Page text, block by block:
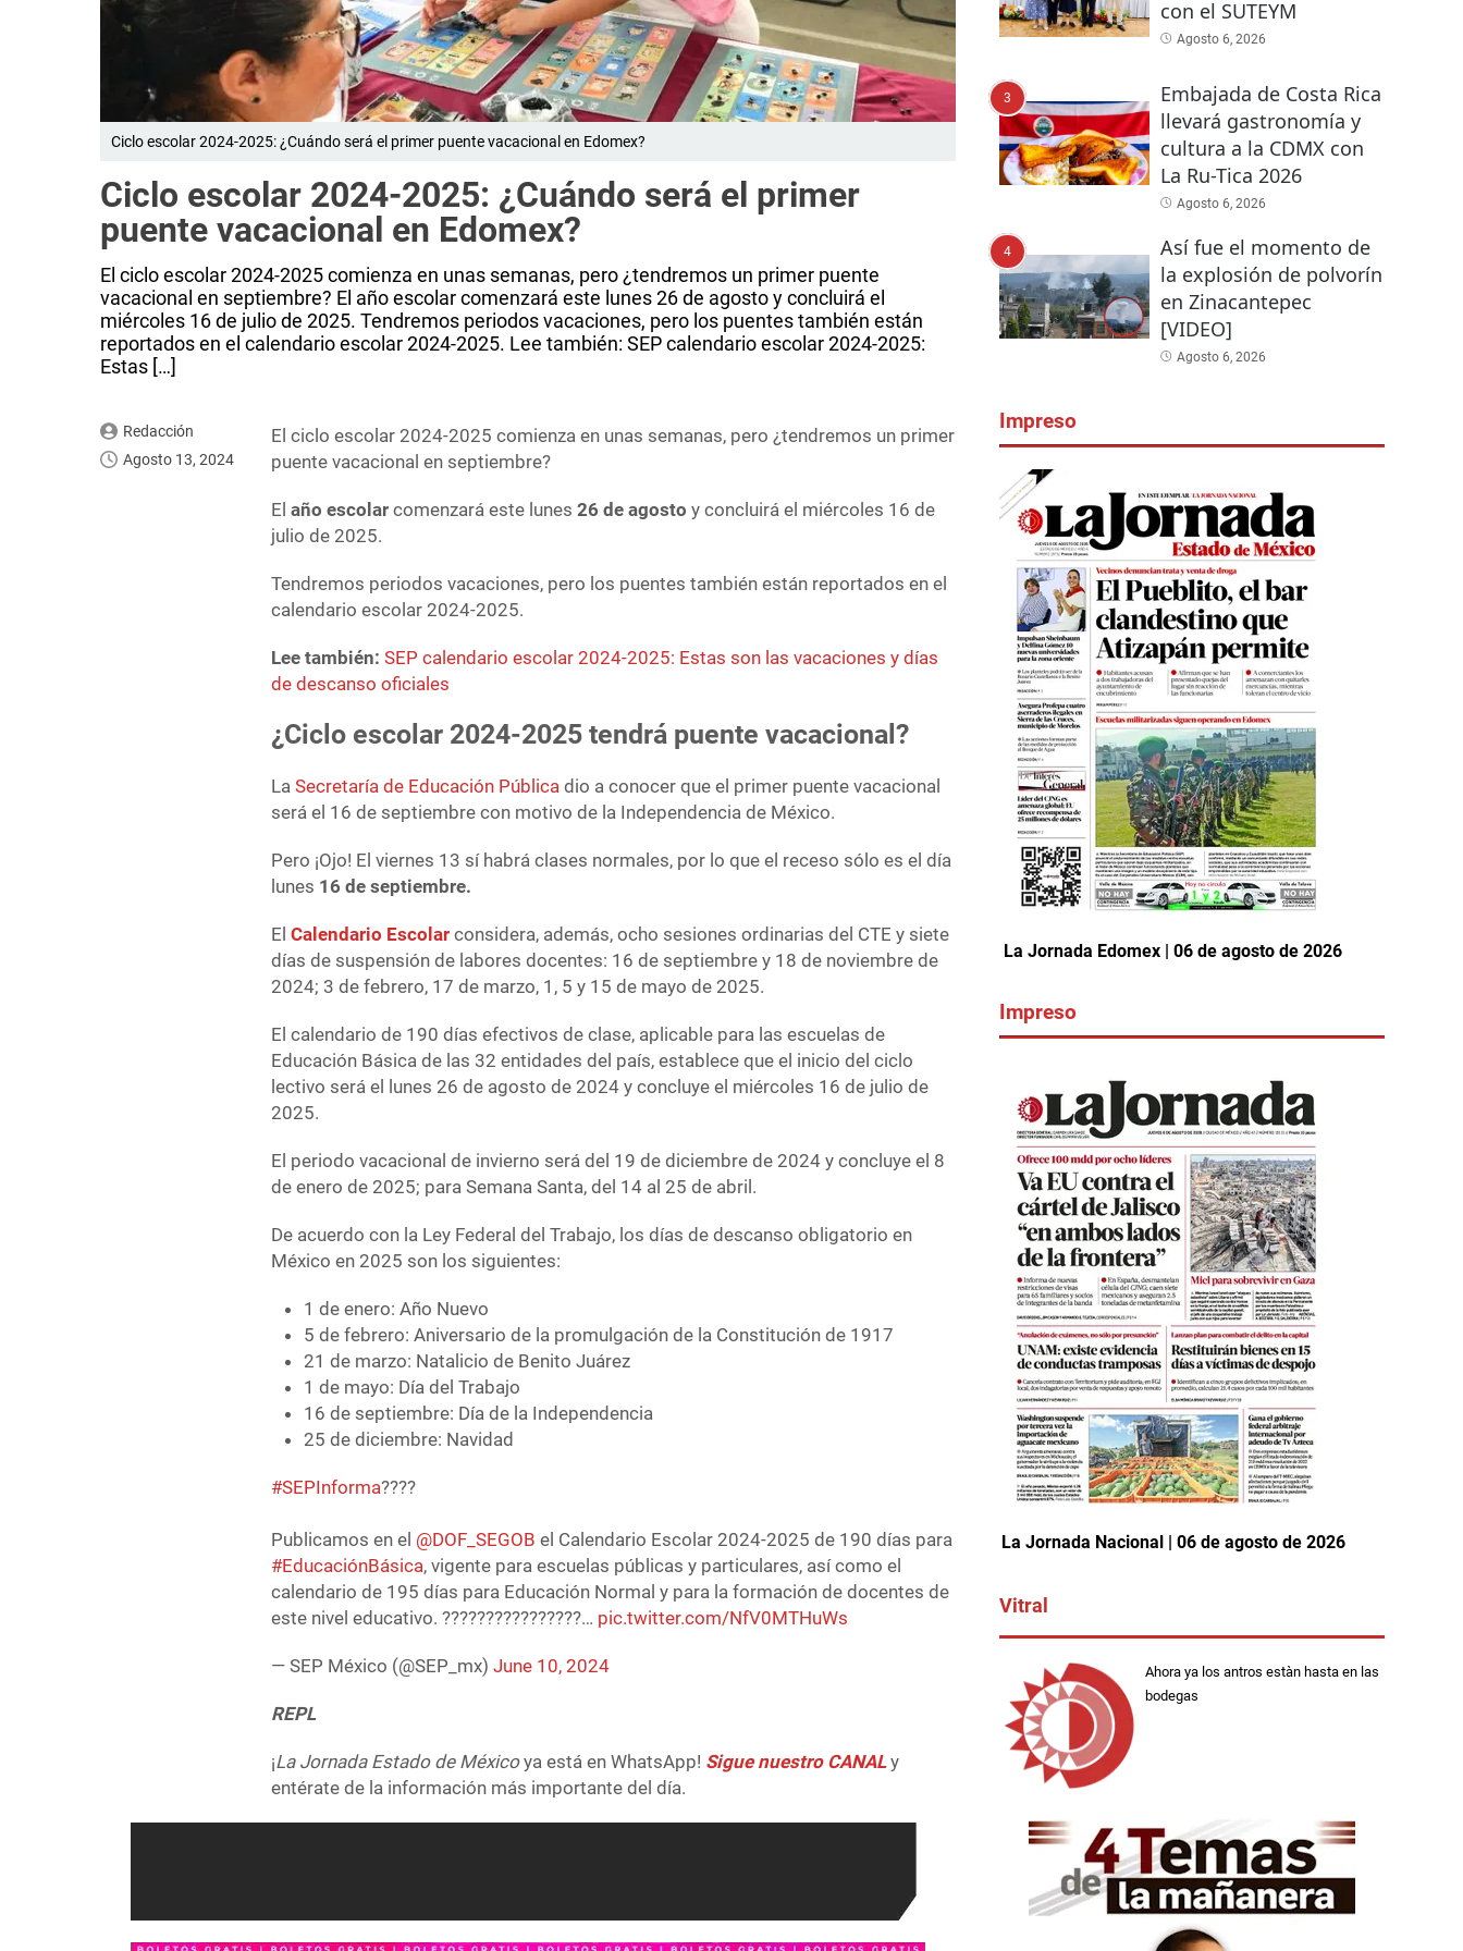
Ciclo escolar 2024-2025: ¿Cuándo será el primer puente vacacional en Edomex?
Ciclo escolar 2024-2025: ¿Cuándo será el primer
puente vacacional en Edomex?
El ciclo escolar 2024-2025 comienza en unas semanas, pero ¿tendremos un primer puente
vacacional en septiembre? El año escolar comenzará este lunes 26 de agosto y concluirá el
miércoles 16 de julio de 2025. Tendremos periodos vacaciones, pero los puentes también están
reportados en el calendario escolar 2024-2025. Lee también: SEP calendario escolar 2024-2025:
Estas […]
Redacción
Agosto 13, 2024
El ciclo escolar 2024-2025 comienza en unas semanas, pero ¿tendremos un primer
puente vacacional en septiembre?
Elaño escolarcomenzará este lunes26 de agosto y concluirá el miércoles 16 de
julio de 2025.
Tendremos periodos vacaciones, pero los puentes también están reportados en el
calendario escolar 2024-2025.
Lee también:SEP calendario escolar 2024-2025: Estas son las vacaciones y días
de descanso oficiales
¿Ciclo escolar 2024-2025 tendrá puente vacacional?
LaSecretaría de Educación Pública dio a conocer que el primer puente vacacional
será el 16 de septiembre con motivo de la Independencia de México.
Pero ¡Ojo! El viernes 13 sí habrá clases normales, por lo que el receso sólo es el día
lunes 16 de septiembre.
ElCalendario Escolar considera, además, ocho sesiones ordinarias del CTE y siete
días de suspensión de labores docentes: 16 de septiembre y 18 de noviembre de
2024; 3 de febrero, 17 de marzo, 1, 5 y 15 de mayo de 2025.
El calendario de 190 días efectivos de clase, aplicable para las escuelas de
Educación Básica de las 32 entidades del país, establece que el inicio del ciclo
lectivo será el lunes 26 de agosto de 2024 y concluye el miércoles 16 de julio de
2025.
El periodo vacacional de invierno será del 19 de diciembre de 2024 y concluye el 8
de enero de 2025; para Semana Santa, del 14 al 25 de abril.
De acuerdo con la Ley Federal del Trabajo, los días de descanso obligatorio en
México en 2025 son los siguientes:
1 de enero: Año Nuevo
5 de febrero: Aniversario de la promulgación de la Constitución de 1917
21 de marzo: Natalicio de Benito Juárez
1 de mayo: Día del Trabajo
16 de septiembre: Día de la Independencia
25 de diciembre: Navidad
#SEPInforma????️
Publicamos en el @DOF_SEGOB el Calendario Escolar 2024-2025 de 190 días para
#EducaciónBásica, vigente para escuelas públicas y particulares, así como el
calendario de 195 días para Educación Normal y para la formación de docentes de
este nivel educativo. ????️????????????… pic.twitter.com/NfV0MTHuWs
— SEP México (@SEP_mx)June 10, 2024
REPL
¡La Jornada Estado de Méxicoya está en WhatsApp! Sigue nuestro CANALy
entérate de la información más importante del día.
con el SUTEYM
Agosto 6, 2026
3
Embajada de Costa Rica
llevará gastronomía y
cultura a la CDMX con
La Ru-Tica 2026
Agosto 6, 2026
4
Así fue el momento de
la explosión de polvorín
en Zinacantepec
[VIDEO]
Agosto 6, 2026
Impreso
La Jornada Edomex | 06 de agosto de 2026
Impreso
La Jornada Nacional | 06 de agosto de 2026
Vitral
Ahora ya los antros estàn hasta en las
bodegas